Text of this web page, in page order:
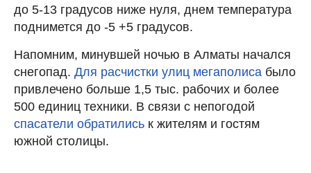
до 5-13 градусов ниже нуля, днем температура
поднимется до -5 +5 градусов.
Напомним, минувшей ночью в Алматы начался
снегопад. Для расчистки улиц мегаполиса было
привлечено больше 1,5 тыс. рабочих и более
500 единиц техники. В связи с непогодой
спасатели обратились к жителям и гостям
южной столицы.